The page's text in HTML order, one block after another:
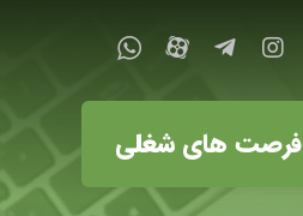
فرصت های شغلی